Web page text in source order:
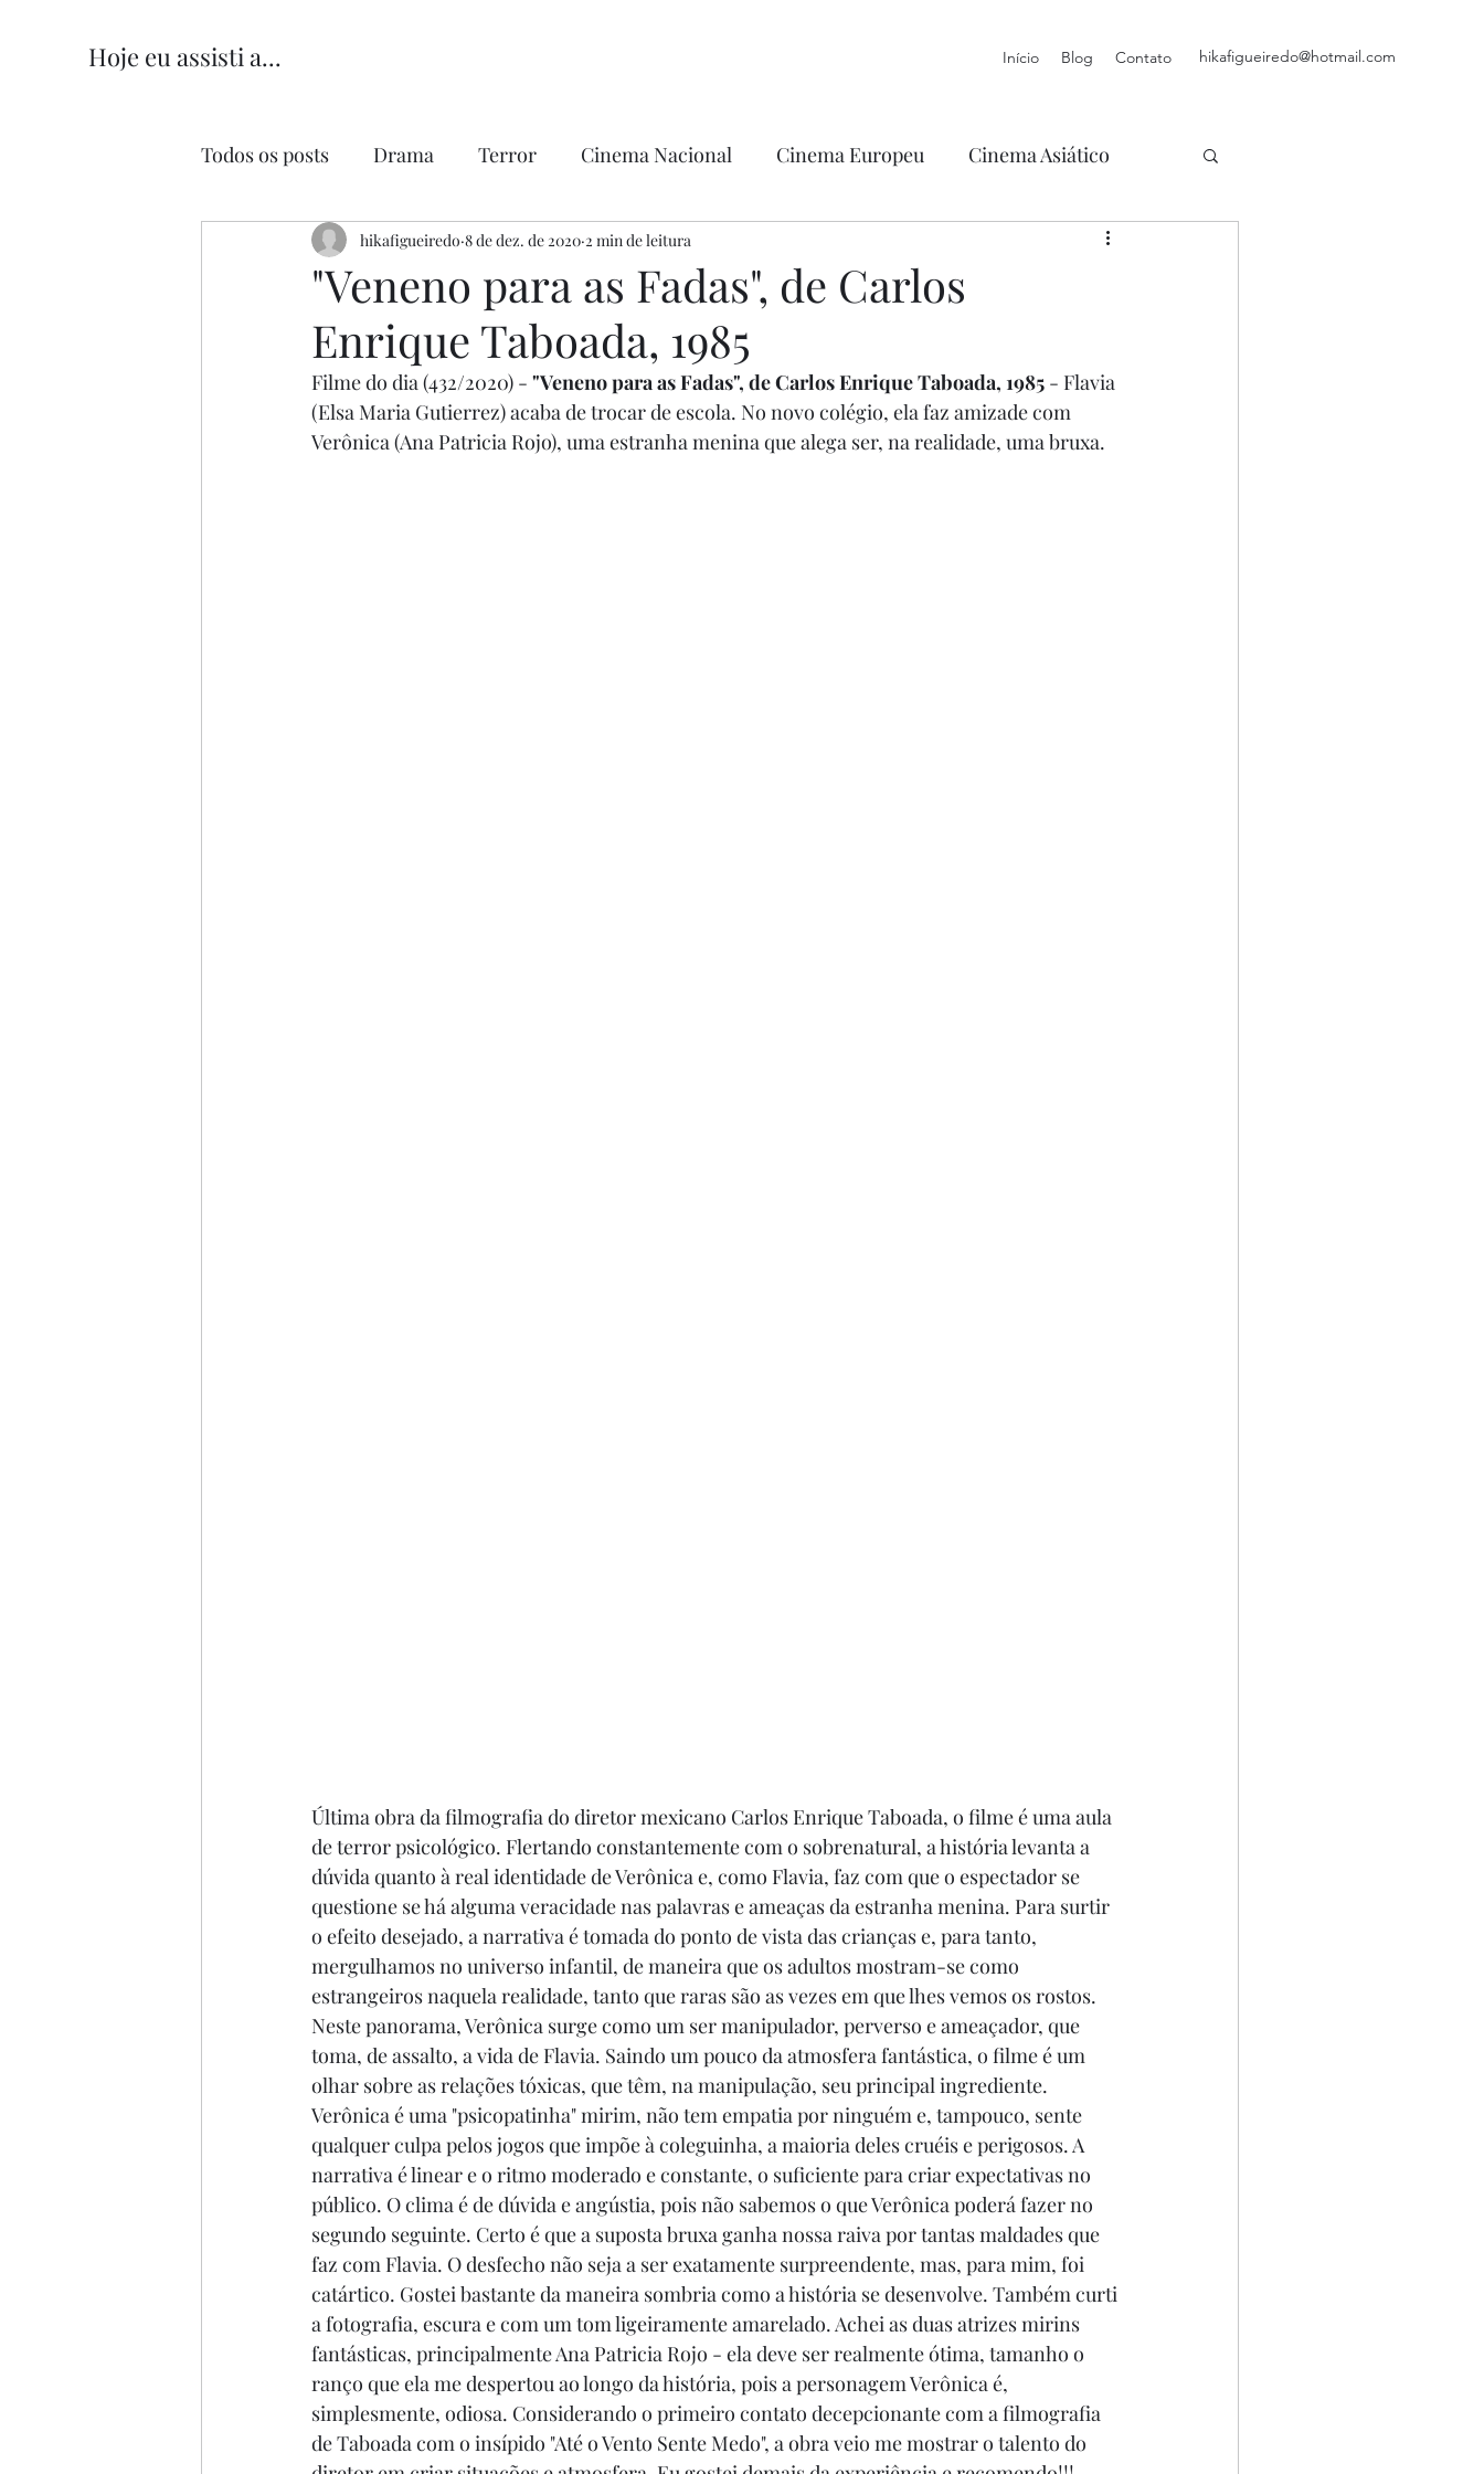
Hoje eu assisti a... Início Blog Contato hikafigueiredo@hotmail.com
Todos os posts Drama Terror Cinema Nacional Cinema Europeu Cinema Asiático
Comédia Comédia Romântica Ficção
"Veneno para as Fadas", de Carlos
Enrique Taboada, 1985
hikafigueiredo 8 de dez. de 2020 2 min de leitura
Filme do dia (432/2020) - "Veneno para as Fadas", de Carlos Enrique Taboada, 1985 - Flavia
(Elsa Maria Gutierrez) acaba de trocar de escola. No novo colégio, ela faz amizade com
Verônica (Ana Patricia Rojo), uma estranha menina que alega ser, na realidade, uma bruxa.
Última obra da filmografia do diretor mexicano Carlos Enrique Taboada, o filme é uma aula
de terror psicológico. Flertando constantemente com o sobrenatural, a história levanta a
dúvida quanto à real identidade de Verônica e, como Flavia, faz com que o espectador se
questione se há alguma veracidade nas palavras e ameaças da estranha menina. Para surtir
o efeito desejado, a narrativa é tomada do ponto de vista das crianças e, para tanto,
mergulhamos no universo infantil, de maneira que os adultos mostram-se como
estrangeiros naquela realidade, tanto que raras são as vezes em que lhes vemos os rostos.
Neste panorama, Verônica surge como um ser manipulador, perverso e ameaçador, que
toma, de assalto, a vida de Flavia. Saindo um pouco da atmosfera fantástica, o filme é um
olhar sobre as relações tóxicas, que têm, na manipulação, seu principal ingrediente.
Verônica é uma "psicopatinha" mirim, não tem empatia por ninguém e, tampouco, sente
qualquer culpa pelos jogos que impõe à coleguinha, a maioria deles cruéis e perigosos. A
narrativa é linear e o ritmo moderado e constante, o suficiente para criar expectativas no
público. O clima é de dúvida e angústia, pois não sabemos o que Verônica poderá fazer no
segundo seguinte. Certo é que a suposta bruxa ganha nossa raiva por tantas maldades que
faz com Flavia. O desfecho não seja a ser exatamente surpreendente, mas, para mim, foi
catártico. Gostei bastante da maneira sombria como a história se desenvolve. Também curti
a fotografia, escura e com um tom ligeiramente amarelado. Achei as duas atrizes mirins
fantásticas, principalmente Ana Patricia Rojo - ela deve ser realmente ótima, tamanho o
ranço que ela me despertou ao longo da história, pois a personagem Verônica é,
simplesmente, odiosa. Considerando o primeiro contato decepcionante com a filmografia
de Taboada com o insípido "Até o Vento Sente Medo", a obra veio me mostrar o talento do